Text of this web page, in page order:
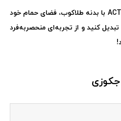
ACT با بدنه طلاکوب، فضای حمام خود
کنید و از تجربه‌ای منحصربه‌فرد
!